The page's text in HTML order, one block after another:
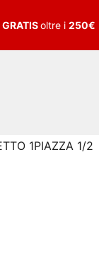
GRATISoltre i 250€
1PIAZZA 1/2